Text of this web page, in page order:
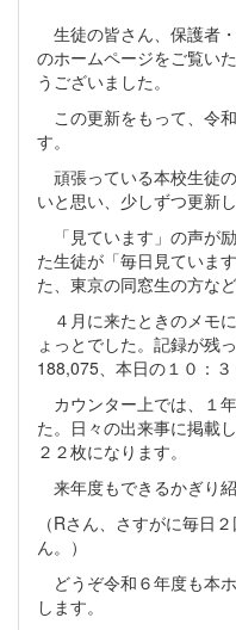
生徒の皆さん、保護者
のホームページをご覧い
うございました。
この更新をもって、令
す。
頑張っている本校生徒
いと思い、少しずつ更新
「見ています」の声が
た生徒が「毎日見ていま
た、東京の同窓生の方な
４月に来たときのメモ
ょっとでした。記録が残
188,075、本日の１０：３
カウンター上では、１
た。日々の出来事に掲載
２２枚になります。
来年度もできるかぎり
（Rさん、さすがに毎日
ん。）
どうぞ令和６年度も本
します。